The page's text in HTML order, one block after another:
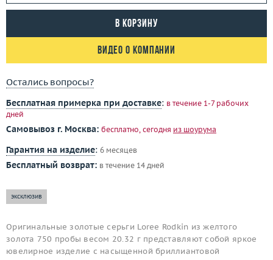
В корзину
Видео о компании
Остались вопросы?
Бесплатная примерка при доставке: в течение 1-7 рабочих
дней
Самовывоз г. Москва: бесплатно, сегодня из шоурума
Гарантия на изделие: 6 месяцев
Бесплатный возврат: в течение 14 дней
эксклюзив
Оригинальные золотые серьги Loree Rodkin из желтого
золота 750 пробы весом 20.32 г представляют собой яркое
ювелирное изделие с насыщенной бриллиантовой